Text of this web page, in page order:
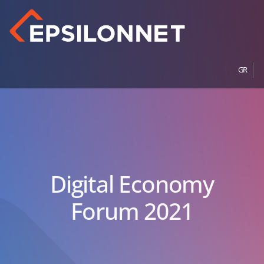
GR
Digital Economy
Forum 2021